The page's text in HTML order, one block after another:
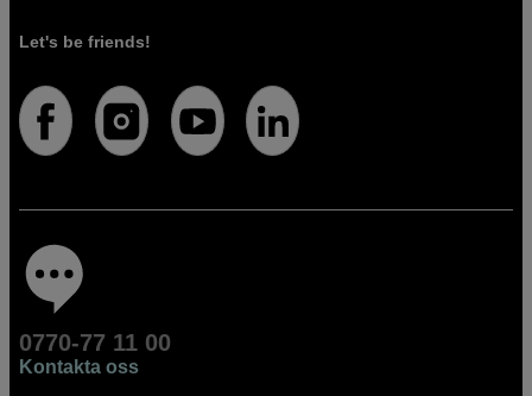
Let's be friends!
0770-77 11 00
Kontakta oss